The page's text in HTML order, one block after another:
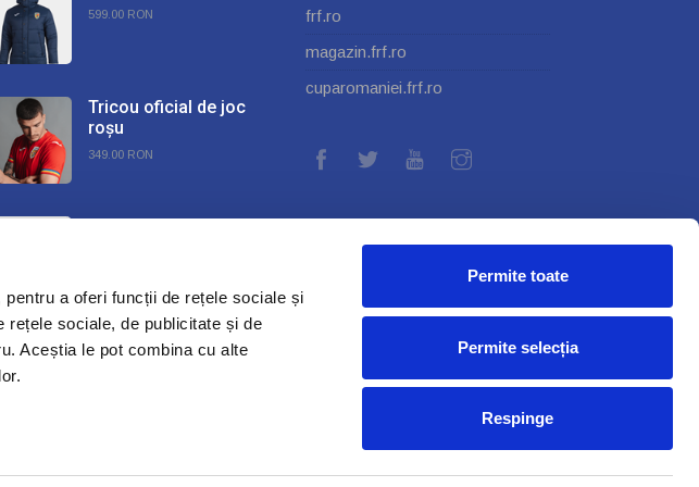
a oferi funcții de rețele sociale și
rețele sociale, de publicitate și de
Aceștia le pot combina cu alte
Permite toate
Permite selecția
Respinge
599.00 RON
Tricou oficial de joc
roșu
349.00 RON
frf.ro
magazin.frf.ro
cuparomaniei.frf.ro